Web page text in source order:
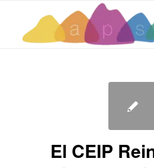
El CEIP